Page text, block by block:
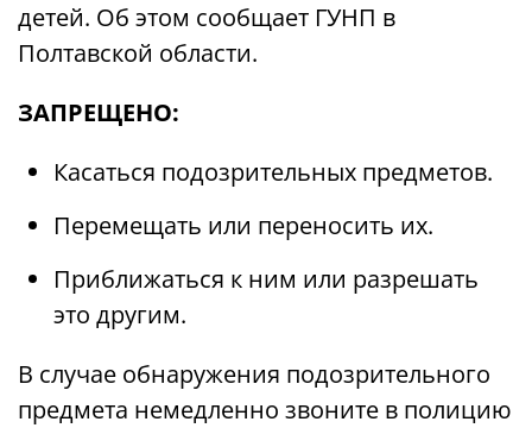
детей. Об этом сообщает ГУНП в
Полтавской области.
ЗАПРЕЩЕНО:
Касаться подозрительных предметов.
Перемещать или переносить их.
Приближаться к ним или разрешать
это другим.
В случае обнаружения подозрительного
предмета немедленно звоните в полицию